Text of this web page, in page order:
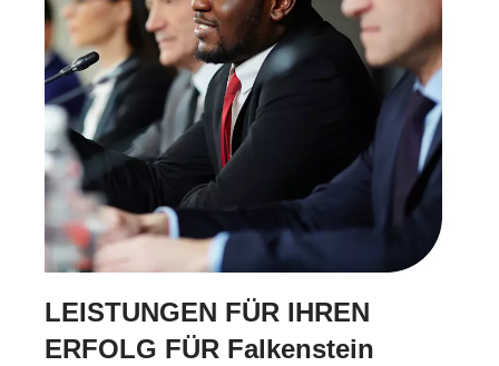
LEISTUNGEN FÜR IHREN
ERFOLG FÜR Falkenstein